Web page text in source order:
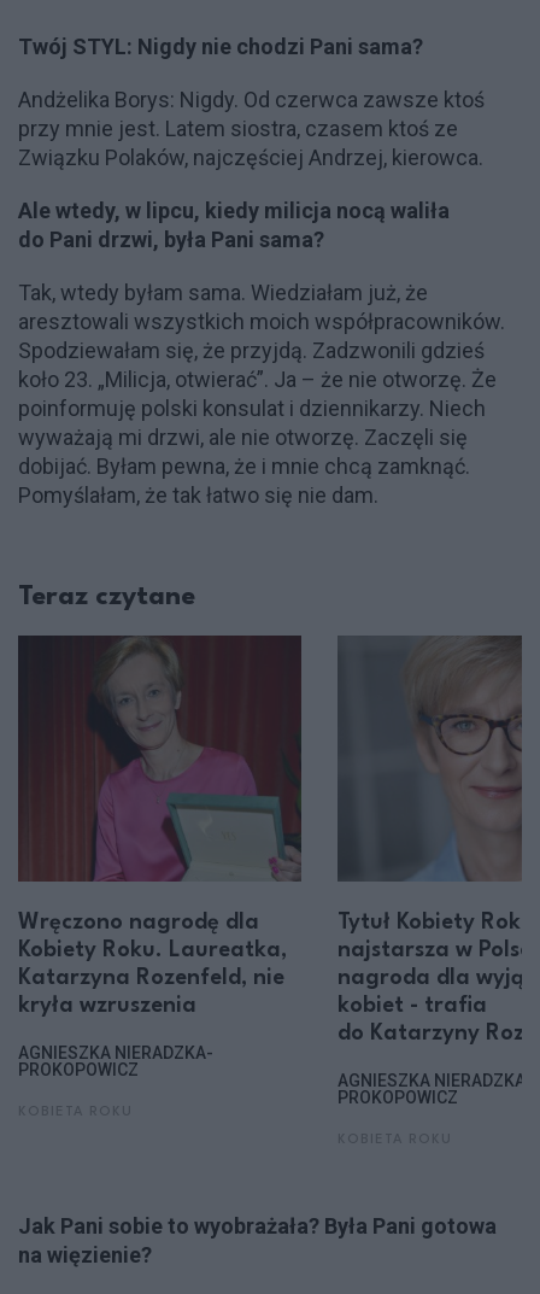
Twój STYL: Nigdy nie chodzi Pani sama?
Andżelika Borys: Nigdy. Od czerwca zawsze ktoś
przy mnie jest. Latem siostra, czasem ktoś ze
Związku Polaków, najczęściej Andrzej, kierowca.
Ale wtedy, w lipcu, kiedy milicja nocą waliła
do Pani drzwi, była Pani sama?
Tak, wtedy byłam sama. Wiedziałam już, że
aresztowali wszystkich moich współpracowników.
Spodziewałam się, że przyjdą. Zadzwonili gdzieś
koło 23. „Milicja, otwierać”. Ja – że nie otworzę. Że
poinformuję polski konsulat i dziennikarzy. Niech
wyważają mi drzwi, ale nie otworzę. Zaczęli się
dobijać. Byłam pewna, że i mnie chcą zamknąć.
Pomyślałam, że tak łatwo się nie dam.
Teraz czytane
Wręczono nagrodę dla
Kobiety Roku. Laureatka,
Katarzyna Rozenfeld, nie
kryła wzruszenia
AGNIESZKA NIERADZKA-
PROKOPOWICZ
Tytuł Kobiety Roku
najstarsza w
nagroda dla
kobiet - trafia
do Katarzyny
AGNIESZKA NIERADZKA-
PROKOPOWICZ
Jak Pani sobie to wyobrażała? Była Pani gotowa
na więzienie?